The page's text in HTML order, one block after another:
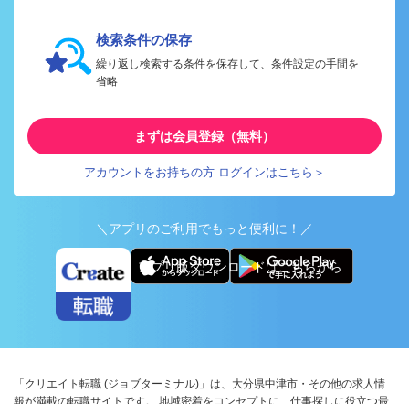
検索条件の保存
繰り返し検索する条件を保存して、条件設定の手間を
省略
まずは会員登録（無料）
アカウントをお持ちの方 ログインはこちら＞
＼アプリのご利用でもっと便利に！／
アプリ版ダウンロードはこちらから
「クリエイト転職 (ジョブターミナル)」は、大分県中津市・その他の求人情
報が満載の転職サイトです。 地域密着をコンセプトに、仕事探しに役立つ最